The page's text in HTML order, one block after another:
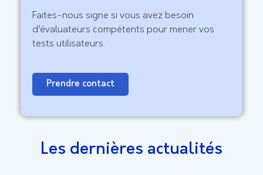
Faites-nous signe si vous avez besoin
d’évaluateurs compétents pour mener vos
tests utilisateurs.
Prendre contact
Les dernières actualités